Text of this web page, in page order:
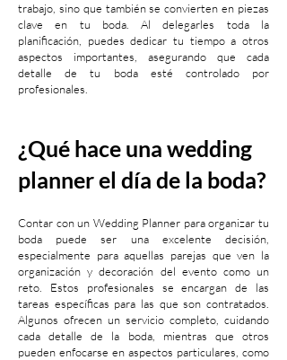
trabajo, sino que también se convierten en piezas
clave en tu boda. Al delegarles toda la
planificación, puedes dedicar tu tiempo a otros
aspectos importantes, asegurando que cada
detalle de tu boda esté controlado por
profesionales.
¿Qué hace una wedding
planner el día de la boda?
Contar con un Wedding Planner para organizar tu
boda puede ser una excelente decisión,
especialmente para aquellas parejas que ven la
organización y decoración del evento como un
reto. Estos profesionales se encargan de las
tareas específicas para las que son contratados.
Algunos ofrecen un servicio completo, cuidando
cada detalle de la boda, mientras que otros
pueden enfocarse en aspectos particulares, como